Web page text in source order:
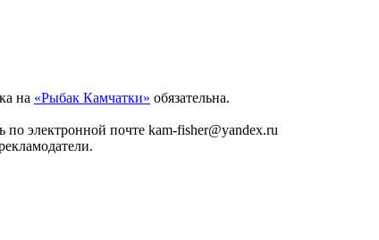
на «Рыбак Камчатки» обязательна.
электронной почте kam-fisher@yandex.ru